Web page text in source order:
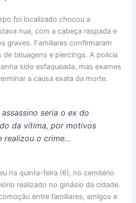
foi localizado chocou a
nua, com a cabeça raspada e
graves. Familiares confirmaram
de tatuagens e piercings. A polícia
sido esfaqueada, mas exames
a causa exata da morte.
seria o ex do
da vítima, por motivos
realizou o crime…
na quinta-feira (6), no cemitério
realizado no ginásio da cidade.
entre familiares, amigos e